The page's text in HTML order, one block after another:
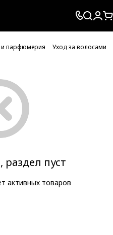
парфюмерия Уход за волосами
пуст
активных товаров